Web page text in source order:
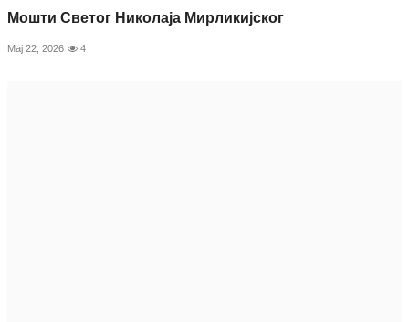
Мошти Светог Николаја Мирликијског
Мај 22, 2026 4